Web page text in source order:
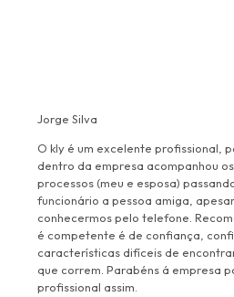
Jorge Silva
O kly é um excelente profissional,
dentro da empresa acompanhou
processos (meu e esposa)
funcionário a pessoa amiga,
conhecermos pelo telefone.
é competente é de confiança,
características difíceis de
que correm. Parabéns á empresa
profissional assim.